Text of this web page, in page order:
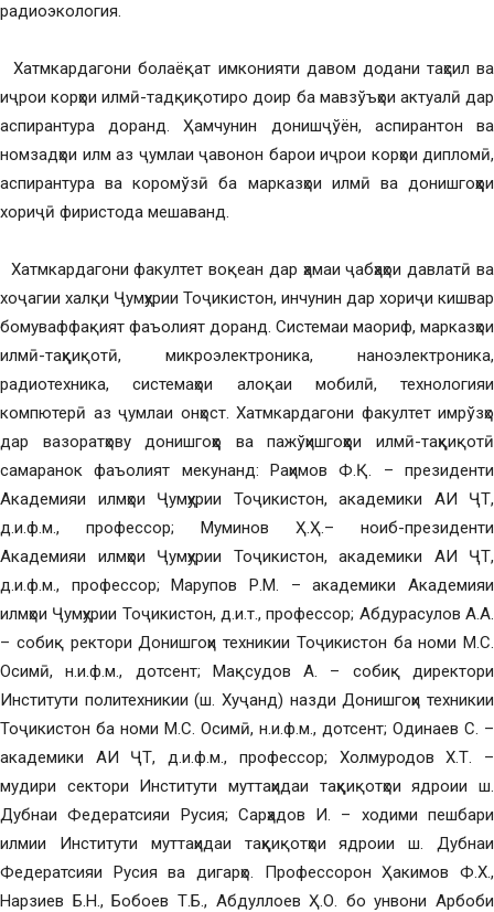
радиоэкология.
Хатмкардагони болаёқат имконияти давом додани таҳсил ва
иҷрои корҳои илмӣ-тадқиқотиро доир ба мавзўъҳои актуалӣ дар
аспирантура доранд. Ҳамчунин донишҷўён, аспирантон ва
номзадҳои илм аз ҷумлаи ҷавонон барои иҷрои корҳои дипломӣ,
аспирантура ва коромўзӣ ба марказҳои илмӣ ва донишгоҳҳои
хориҷӣ фиристода мешаванд.
Хатмкардагони факултет воқеан дар ҳамаи ҷабҳаҳои давлатӣ ва
хоҷагии халқи Ҷумҳурии Тоҷикистон, инчунин дар хориҷи кишвар
бомуваффақият фаъолият доранд. Системаи маориф, марказҳои
илмӣ-таҳқиқотӣ, микроэлектроника, наноэлектроника,
радиотехника, системаҳои алоқаи мобилӣ, технологияи
компютерӣ аз ҷумлаи онҳост. Хатмкардагони факултет имрўзҳо
дар вазоратҳову донишгоҳҳо ва пажўҳишгоҳҳои илмӣ-таҳқиқотӣ
самаранок фаъолият мекунанд: Раҳимов Ф.Қ. – президенти
Академияи илмҳои Ҷумҳурии Тоҷикистон, академики АИ ҶТ,
д.и.ф.м., профессор; Муминов Ҳ.Ҳ.– ноиб-президенти
Академияи илмҳои Ҷумҳурии Тоҷикистон, академики АИ ҶТ,
д.и.ф.м., профессор; Марупов Р.М. – академики Академияи
илмҳои Ҷумҳурии Тоҷикистон, д.и.т., профессор; Абдурасулов А.А.
– собиқ ректори Донишгоҳи техникии Тоҷикистон ба номи М.С.
Осимӣ, н.и.ф.м., дотсент; Мақсудов А. – собиқ директори
Институти политехникии (ш. Хуҷанд) назди Донишгоҳи техникии
Тоҷикистон ба номи М.С. Осимӣ, н.и.ф.м., дотсент; Одинаев С. –
академики АИ ҶТ, д.и.ф.м., профессор; Холмуродов Х.Т. –
мудири сектори Институти муттаҳидаи таҳқиқотҳои ядроии ш.
Дубнаи Федератсияи Русия; Сарҳадов И. – ходими пешбари
илмии Институти муттаҳидаи таҳқиқотҳои ядроии ш. Дубнаи
Федератсияи Русия ва дигарҳо. Профессорон Ҳакимов Ф.Х.,
Нарзиев Б.Н., Бобоев Т.Б., Абдуллоев Ҳ.О. бо унвони Арбоби